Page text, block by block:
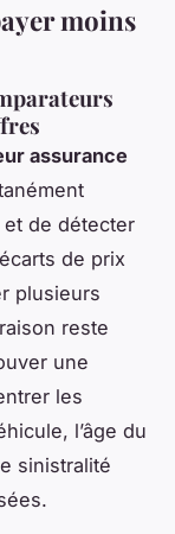
moins
assurance
de détecter
de prix
plusieurs
reste
une
les
l’âge du
sinistralité